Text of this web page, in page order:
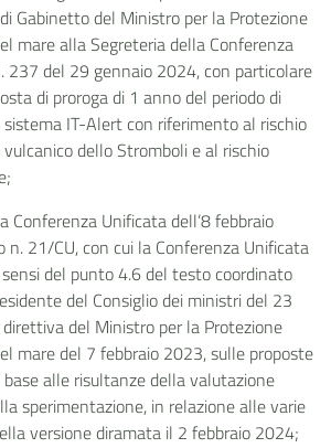
Gabinetto del Ministro per la Protezione
mare alla Segreteria della Conferenza
237 del 29 gennaio 2024, con particolare
di proroga di 1 anno del periodo di
IT-Alert con riferimento al rischio
dello Stromboli e al rischio
Conferenza Unificata dell’8 febbraio
21/CU, con cui la Conferenza Unificata
del punto 4.6 del testo coordinato
del Consiglio dei ministri del 23
del Ministro per la Protezione
mare del 7 febbraio 2023, sulle proposte
alle risultanze della valutazione
sperimentazione, in relazione alle varie
versione diramata il 2 febbraio 2024;